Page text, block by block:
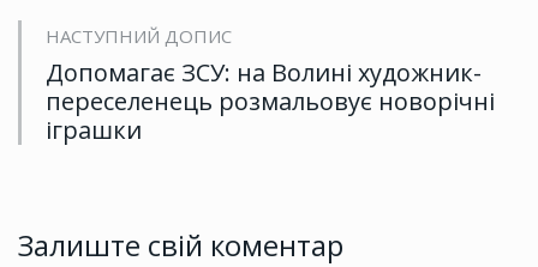
НАСТУПНИЙ ДОПИС
Допомагає ЗСУ: на Волині художник-
переселенець розмальовує новорічні
іграшки
Залиште свій коментар